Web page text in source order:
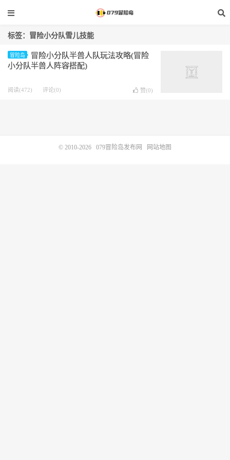
标签：冒险小分队雪儿技能
冒险岛
冒险小分队半兽人队玩法攻略(冒险
小分队半兽人阵容搭配)
阅读(472) 评论(0) 赞(0)
© 2010-2026 079冒险岛发布网 网站地图